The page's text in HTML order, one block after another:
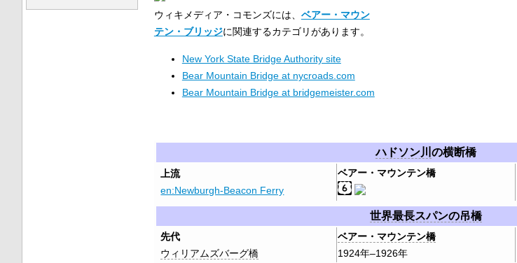
ウィキメディア・コモンズには、 ベアー・マウン
テン・ブリッジに関連するカテゴリがあります。
New York State Bridge Authority site
Bear Mountain Bridge at nycroads.com
Bear Mountain Bridge at bridgemeister.com
ハドソン川の横断橋
上流
en:Newburgh-Beacon Ferry
ベアー・マウンテン橋
世界最長スパンの吊橋
先代
ウィリアムズバーグ橋
ベアー・マウンテン橋
1924年–1926年